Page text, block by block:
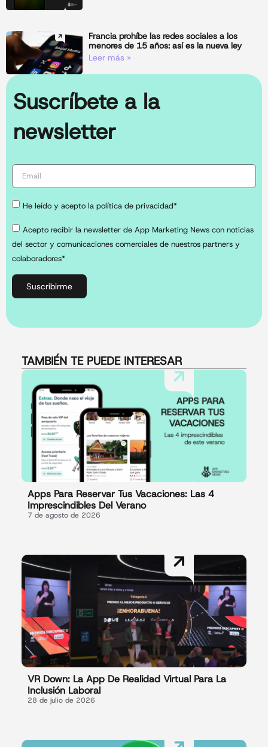
Francia prohíbe las redes sociales a los
menores de 15 años: así es la nueva ley
Leer más »
Suscríbete a la
newsletter
He leído y acepto la política de privacidad*
Acepto recibir la newsletter de App Marketing News con noticias
del sector y comunicaciones comerciales de nuestros partners y
colaboradores*
Suscribirme
TAMBIÉN TE PUEDE INTERESAR
Apps Para Reservar Tus Vacaciones: Las 4
Imprescindibles Del Verano
7 de agosto de 2026
VR Down: La App De Realidad Virtual Para La
Inclusión Laboral
28 de julio de 2026